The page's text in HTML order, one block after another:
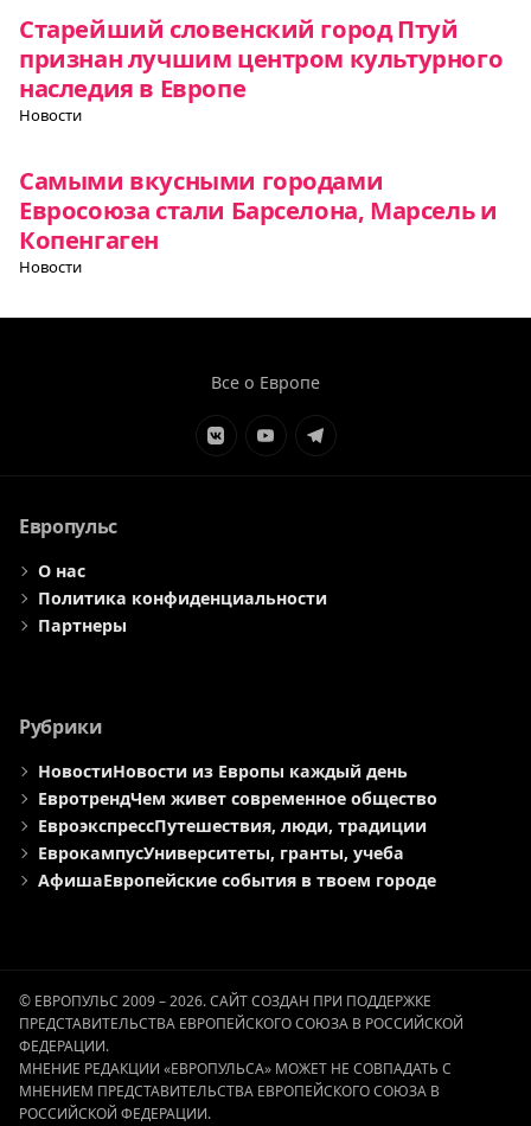
Старейший словенский город Птуй
признан лучшим центром культурного
наследия в Европе
Новости
Самыми вкусными городами
Евросоюза стали Барселона, Марсель и
Копенгаген
Новости
Все о Европе
ЭлементЭлементЭлемент
Европульс
О нас
Политика конфиденциальности
Партнеры
Рубрики
НовостиНовости из Европы каждый день
ЕвротрендЧем живет современное общество
ЕвроэкспрессПутешествия, люди, традиции
ЕврокампусУниверситеты, гранты, учеба
АфишаЕвропейские события в твоем городе
© ЕВРОПУЛЬС 2009 – 2026. САЙТ СОЗДАН ПРИ ПОДДЕРЖКЕ
ПРЕДСТАВИТЕЛЬСТВА ЕВРОПЕЙСКОГО СОЮЗА В РОССИЙСКОЙ
ФЕДЕРАЦИИ.
МНЕНИЕ РЕДАКЦИИ «ЕВРОПУЛЬСА» МОЖЕТ НЕ СОВПАДАТЬ С
МНЕНИЕМ ПРЕДСТАВИТЕЛЬСТВА ЕВРОПЕЙСКОГО СОЮЗА В
РОССИЙСКОЙ ФЕДЕРАЦИИ.